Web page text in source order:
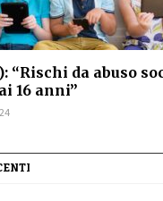
“Rischi da abuso
16 anni”